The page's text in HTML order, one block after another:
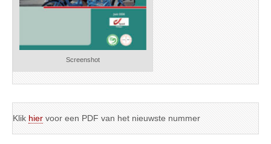
Screenshot
Klik hier voor een PDF van het nieuwste nummer